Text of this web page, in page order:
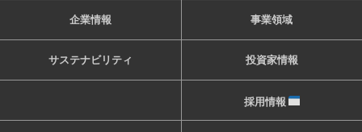
企業情報 事業領域
サステナビリティ 投資家情報
採用情報